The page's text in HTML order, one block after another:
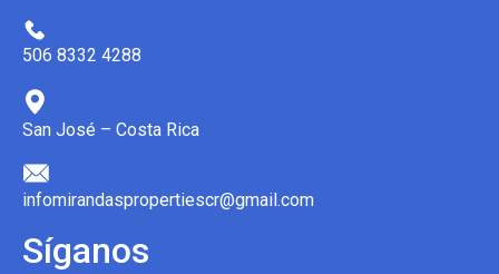
506 8332 4288
San José – Costa Rica
infomirandaspropertiescr@gmail.com
Síganos